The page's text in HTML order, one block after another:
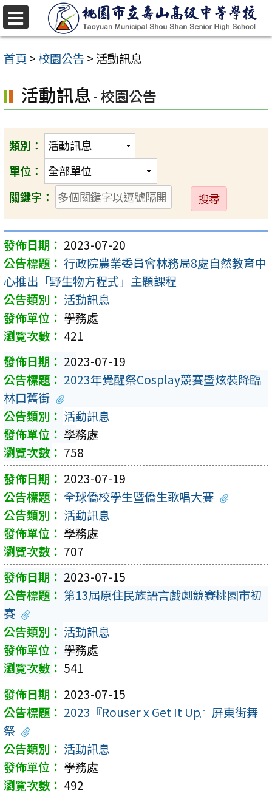
跳
至
主
內
容
首頁 >校園公告 > 活動訊息
活動訊息- 校園公告
類別：
單位：
關鍵字：
送
出
2023-07-20
行政院農業委員會林務局8處自然教育中
心推出「野生物方程式」主題課程
活動訊息
學務處
421
2023-07-19
2023年覺醒祭Cosplay競賽暨炫裝降臨
林口舊街
活動訊息
學務處
758
2023-07-19
全球僑校學生暨僑生歌唱大賽
活動訊息
學務處
707
2023-07-15
第13屆原住民族語言戲劇競賽桃園市初
賽
活動訊息
學務處
541
2023-07-15
2023『Rouser x Get It Up』屏東街舞
祭
活動訊息
學務處
492
選
單